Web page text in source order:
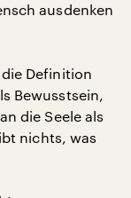
ausdenken
Definition
Bewusstsein,
die Seele als
nichts, was